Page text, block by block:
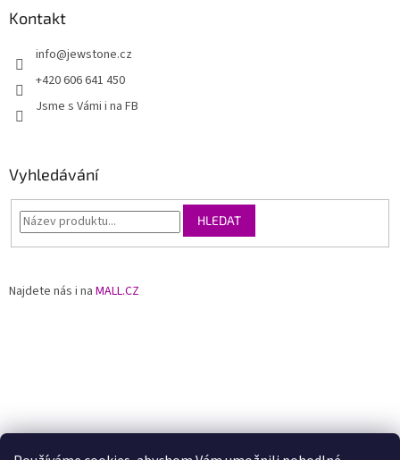
Kontakt
info@jewstone.cz
+420 606 641 450
Jsme s Vámi i na FB
Vyhledávání
HLEDAT
Najdete nás i na MALL.CZ